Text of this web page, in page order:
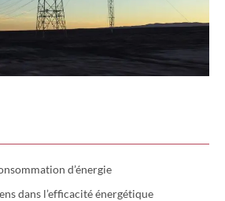
d’énergie
dans l’efficacité énergétique